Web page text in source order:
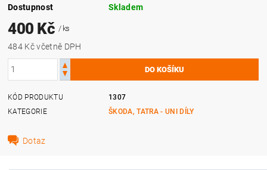
Dostupnost Skladem
400 Kč / ks
484 Kč včetně DPH
KÓD PRODUKTU
1307
KATEGORIE
ŠKODA, TATRA - UNI DÍLY
Dotaz